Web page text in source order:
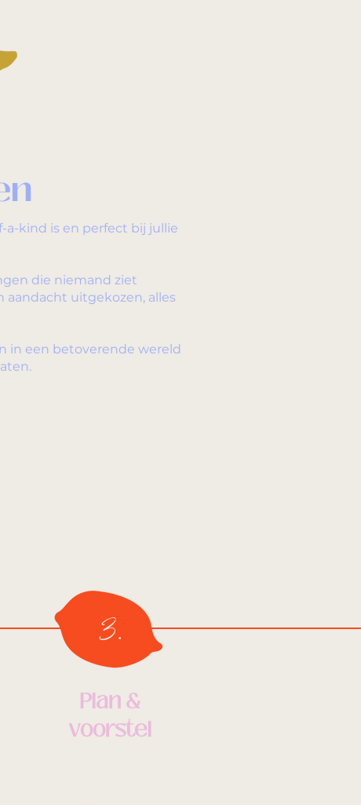
kind is en perfect bij jullie
die niemand ziet
aandacht uitgekozen, alles
in een betoverende wereld
3.
Plan &
voorstel